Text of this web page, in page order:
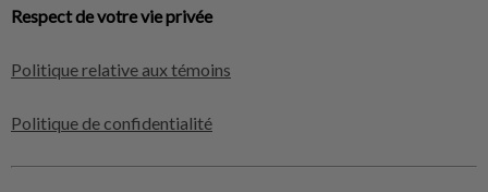
Respect de votre vie privée
Politique relative aux témoins
Politique de confidentialité